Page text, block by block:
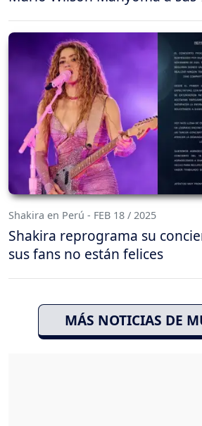
Shakira en Perú - FEB 18 / 2025
Shakira reprograma su
sus fans no están felices
MÁS NOTICIAS DE